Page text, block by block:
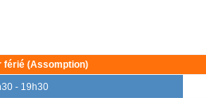
férié (Assomption)
- 19h30